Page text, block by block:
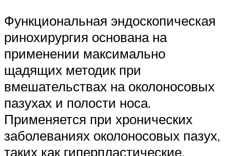
Функциональная эндоскопическая
ринохирургия основана на
применении максимально
щадящих методик при
вмешательствах на околоносовых
пазухах и полости носа.
Применяется при хронических
заболеваниях околоносовых пазух,
таких как гиперпластические,